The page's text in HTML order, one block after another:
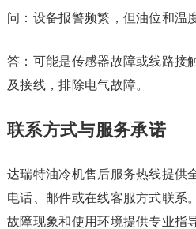
问：设备报警频繁，但油位和温
答：可能是传感器故障或线路接
及接线，排除电气故障。
联系方式与服务承诺
达瑞特油冷机售后服务热线提供
电话、邮件或在线客服方式联系
故障现象和使用环境提供专业指